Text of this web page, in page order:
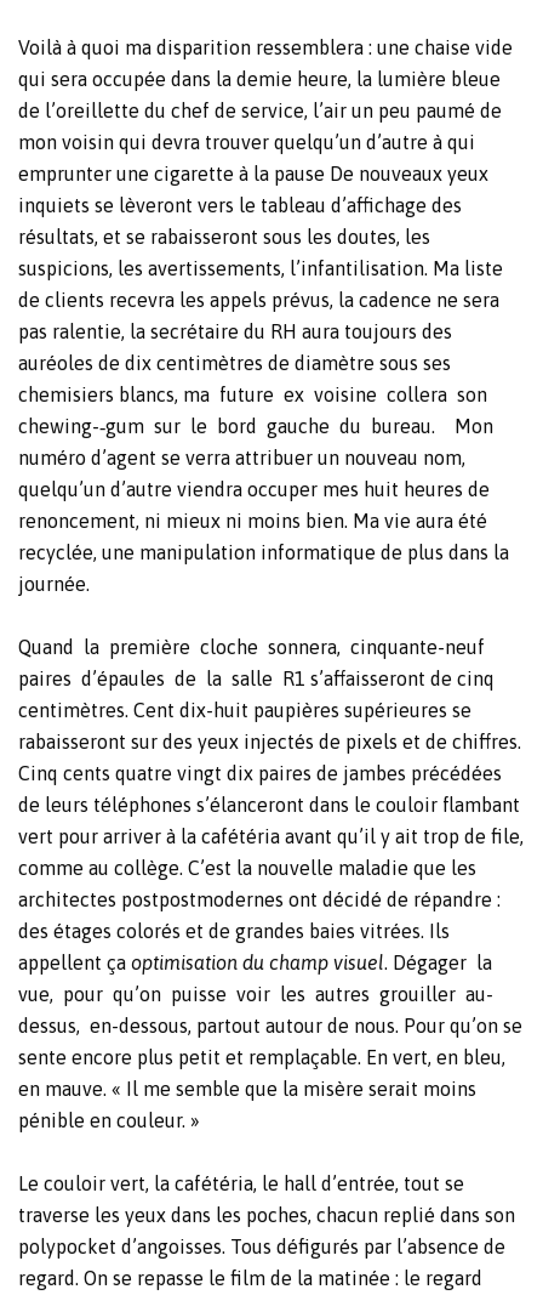
Voilà à quoi ma disparition ressemblera : une chaise vide
qui sera occupée dans la demie heure, la lumière bleue
de l’oreillette du chef de service, l’air un peu paumé de
mon voisin qui devra trouver quelqu’un d’autre à qui
emprunter une cigarette à la pause De nouveaux yeux
inquiets se lèveront vers le tableau d’affichage des
résultats, et se rabaisseront sous les doutes, les
suspicions, les avertissements, l’infantilisation. Ma liste
de clients recevra les appels prévus, la cadence ne sera
pas ralentie, la secrétaire du RH aura toujours des
auréoles de dix centimètres de diamètre sous ses
chemisiers blancs, ma future ex voisine collera son
chewing-‐gum sur le bord gauche du bureau.
Mon
numéro d’agent se verra attribuer un nouveau nom,
quelqu’un d’autre viendra occuper mes huit heures de
renoncement, ni mieux ni moins bien. Ma vie aura été
recyclée, une manipulation informatique de plus dans la
journée.
Quand la première cloche sonnera, cinquante-neuf
paires d’épaules de la salle R1 s’affaisseront de cinq
centimètres. Cent dix-huit paupières supérieures se
rabaisseront sur des yeux injectés de pixels et de chiffres.
Cinq cents quatre vingt dix paires de jambes précédées
de leurs téléphones s’élanceront dans le couloir flambant
vert pour arriver à la cafétéria avant qu’il y ait trop de file,
comme au collège. C’est la nouvelle maladie que les
architectes postpostmodernes ont décidé de répandre :
des étages colorés et de grandes baies vitrées. Ils
appellent ça optimisation du champ visuel. Dégager la
vue, pour qu’on puisse voir les autres grouiller au-
dessus, en-dessous, partout autour de nous. Pour qu’on se
sente encore plus petit et remplaçable. En vert, en bleu,
en mauve. « Il me semble que la misère serait moins
pénible en couleur. »
Le couloir vert, la cafétéria, le hall d’entrée, tout se
traverse les yeux dans les poches, chacun replié dans son
polypocket d’angoisses. Tous défigurés par l’absence de
regard. On se repasse le film de la matinée : le regard